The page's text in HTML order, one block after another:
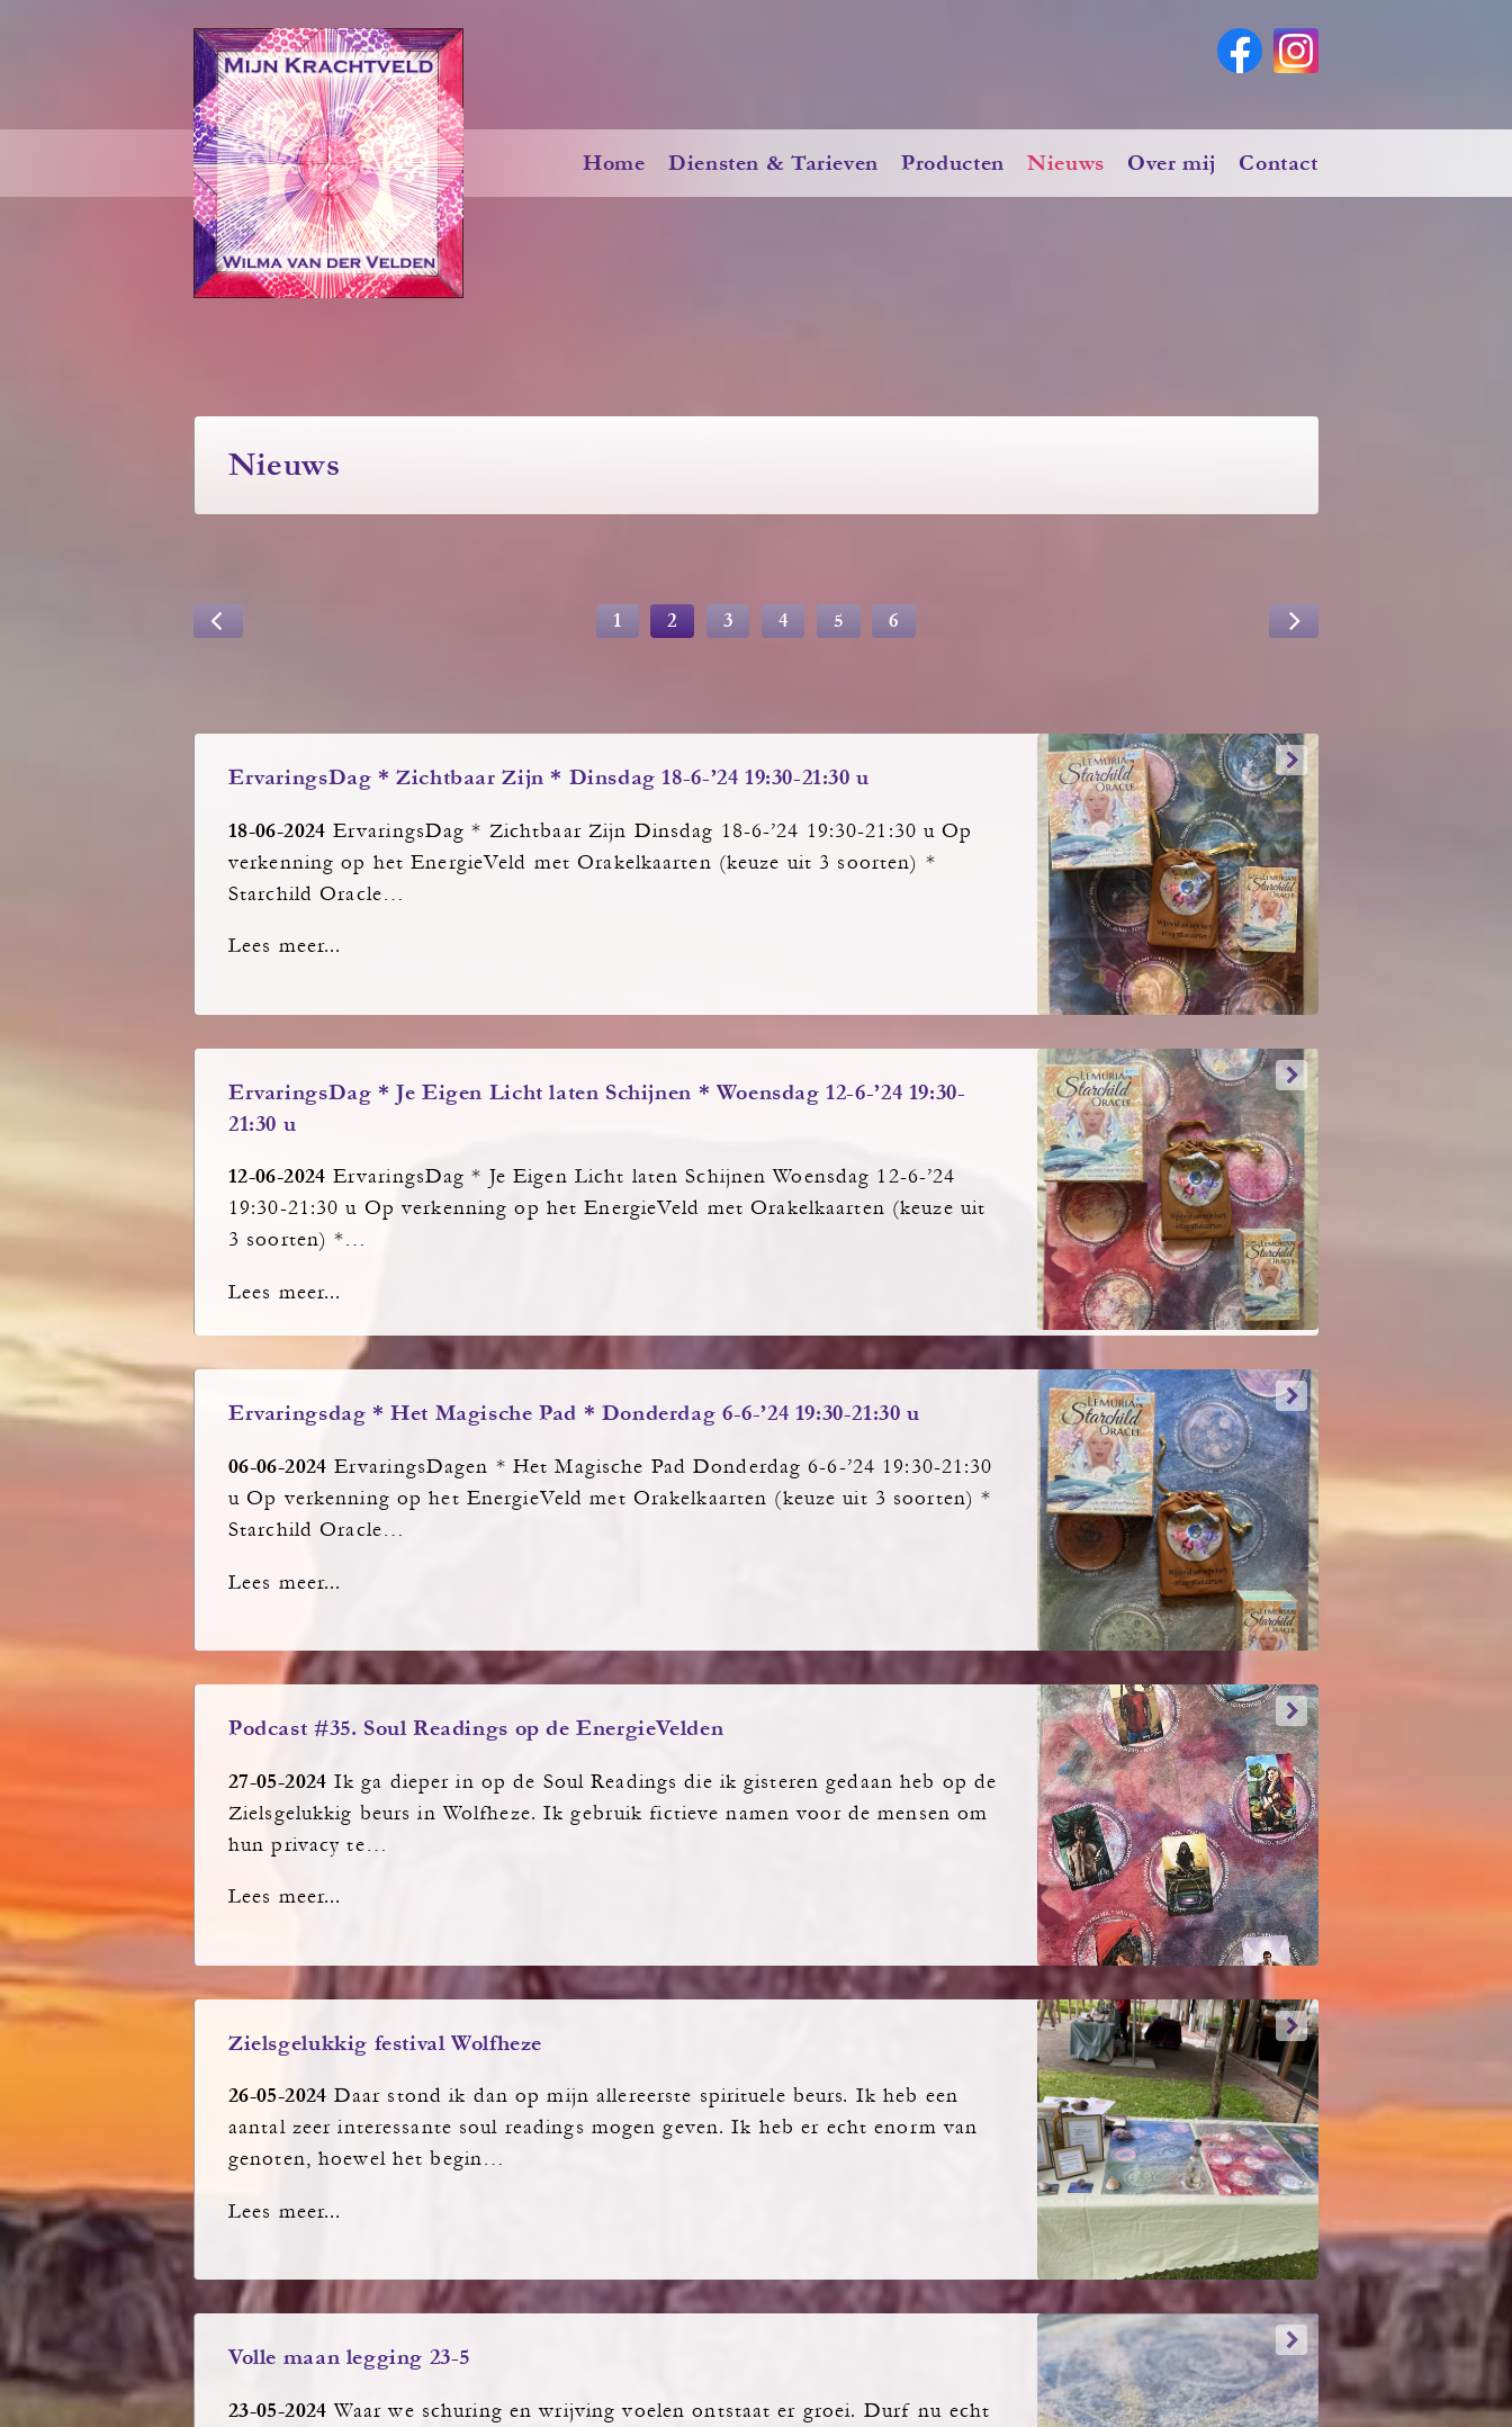
Home Diensten & Tarieven Producten Nieuws Over mij Contact
Nieuws
1 2 3 4 5 6
ErvaringsDag * Zichtbaar Zijn * Dinsdag 18-6-’24 19:30-21:30 u
18-06-2024 ErvaringsDag * Zichtbaar Zijn Dinsdag 18-6-’24 19:30-21:30 u Op
verkenning op het EnergieVeld met Orakelkaarten (keuze uit 3 soorten) *
Starchild Oracle…
Lees meer...
ErvaringsDag * Je Eigen Licht laten Schijnen * Woensdag 12-6-’24 19:30-
21:30 u
12-06-2024 ErvaringsDag * Je Eigen Licht laten Schijnen Woensdag 12-6-’24
19:30-21:30 u Op verkenning op het EnergieVeld met Orakelkaarten (keuze uit
3 soorten) *…
Lees meer...
Ervaringsdag * Het Magische Pad * Donderdag 6-6-’24 19:30-21:30 u
06-06-2024 ErvaringsDagen * Het Magische Pad Donderdag 6-6-’24 19:30-21:30
u Op verkenning op het EnergieVeld met Orakelkaarten (keuze uit 3 soorten) *
Starchild Oracle…
Lees meer...
Podcast #35. Soul Readings op de EnergieVelden
27-05-2024 Ik ga dieper in op de Soul Readings die ik gisteren gedaan heb op de
Zielsgelukkig beurs in Wolfheze. Ik gebruik fictieve namen voor de mensen om
hun privacy te…
Lees meer...
Zielsgelukkig festival Wolfheze
26-05-2024 Daar stond ik dan op mijn allereerste spirituele beurs. Ik heb een
aantal zeer interessante soul readings mogen geven. Ik heb er echt enorm van
genoten, hoewel het begin…
Lees meer...
Volle maan legging 23-5
23-05-2024 Waar we schuring en wrijving voelen ontstaat er groei. Durf nu echt